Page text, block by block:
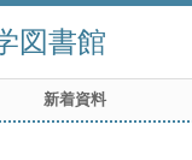
図書館
新着資料